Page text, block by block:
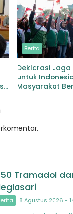
Berita
Deklarasi
untuk
Masyarakat
Tramadol
8 Agustus 2026 -